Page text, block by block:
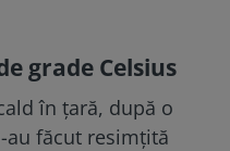
grade Celsius
în țară, după o
au făcut resimțită